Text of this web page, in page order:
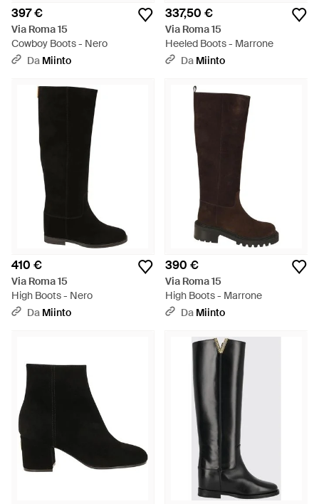
397 €
Via Roma 15
Cowboy Boots - Nero
Da Miinto
337,50 €
Via Roma 15
Heeled Boots - Marrone
Da Miinto
410 €
Via Roma 15
High Boots - Nero
Da Miinto
390 €
Via Roma 15
High Boots - Marrone
Da Miinto